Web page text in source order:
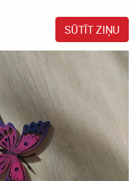
SŪTĪT ZIŅU